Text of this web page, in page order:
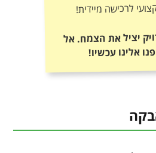
לרכישה מיידית!
יציל את הצמח. אל
אלינו עכשיו!